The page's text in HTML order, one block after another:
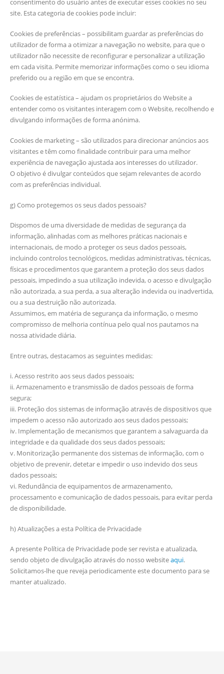
consentimento do usuário antes de executar esses cookies no seu
site. Esta categoria de cookies pode incluir:
Cookies de preferências – possibilitam guardar as preferências do
utilizador de forma a otimizar a navegação no website, para que o
utilizador não necessite de reconfigurar e personalizar a utilização
em cada visita. Permite memorizar informações como o seu idioma
preferido ou a região em que se encontra.
Cookies de estatística – ajudam os proprietários do Website a
entender como os visitantes interagem com o Website, recolhendo e
divulgando informações de forma anónima.
Cookies de marketing – são utilizados para direcionar anúncios aos
visitantes e têm como finalidade contribuir para uma melhor
experiência de navegação ajustada aos interesses do utilizador.
O objetivo é divulgar conteúdos que sejam relevantes de acordo
com as preferências individual.
g) Como protegemos os seus dados pessoais?
Dispomos de uma diversidade de medidas de segurança da
informação, alinhadas com as melhores práticas nacionais e
internacionais, de modo a proteger os seus dados pessoais,
incluindo controlos tecnológicos, medidas administrativas, técnicas,
físicas e procedimentos que garantem a proteção dos seus dados
pessoais, impedindo a sua utilização indevida, o acesso e divulgação
não autorizada, a sua perda, a sua alteração indevida ou inadvertida,
ou a sua destruição não autorizada.
Assumimos, em matéria de segurança da informação, o mesmo
compromisso de melhoria contínua pelo qual nos pautamos na
nossa atividade diária.
Entre outras, destacamos as seguintes medidas:
i. Acesso restrito aos seus dados pessoais;
ii. Armazenamento e transmissão de dados pessoais de forma
segura;
iii. Proteção dos sistemas de informação através de dispositivos que
impedem o acesso não autorizado aos seus dados pessoais;
iv. Implementação de mecanismos que garantem a salvaguarda da
integridade e da qualidade dos seus dados pessoais;
v. Monitorização permanente dos sistemas de informação, com o
objetivo de prevenir, detetar e impedir o uso indevido dos seus
dados pessoais;
vi. Redundância de equipamentos de armazenamento,
processamento e comunicação de dados pessoais, para evitar perda
de disponibilidade.
h) Atualizações a esta Política de Privacidade
A presente Política de Privacidade pode ser revista e atualizada,
sendo objeto de divulgação através do nosso websiteaqui.
Solicitamos-lhe que reveja periodicamente este documento para se
manter atualizado.